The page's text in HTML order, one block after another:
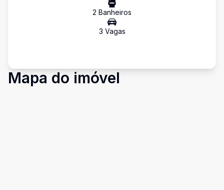
2 Banheiros
3 Vagas
Mapa do imóvel